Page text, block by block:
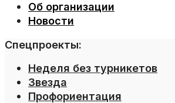
Об организации
Новости
Спецпроекты:
Неделя без турникетов
Звезда
Профориентация